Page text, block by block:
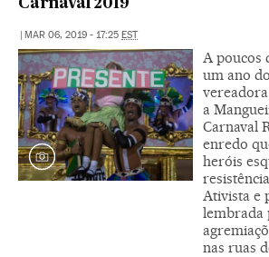
Carnaval 2019
| MAR 06, 2019 - 17:25 EST
A poucos
um ano
a
Carnaval
enredo
heróis
Ativista e
lembrada
nas ruas